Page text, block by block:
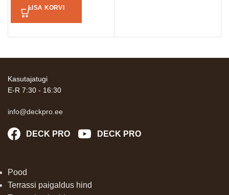
LISA KORVI
Kasutajatugi
E-R 7:30 - 16:30
info@deckpro.ee
DECK PRO DECK PRO
Pood
Terrassi paigaldus hind